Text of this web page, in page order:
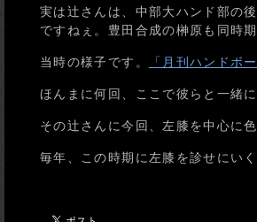
実は辻さんは、中部大ハンド部の
ですねぇ。豊田合成の榊原も同時
当時の様子です。 「月刊ハンドボ
ほんまに何回、ここで彼らと一緒
その辻さんに今回、左膝を中心に
毎年、この時期に左膝を診せにい